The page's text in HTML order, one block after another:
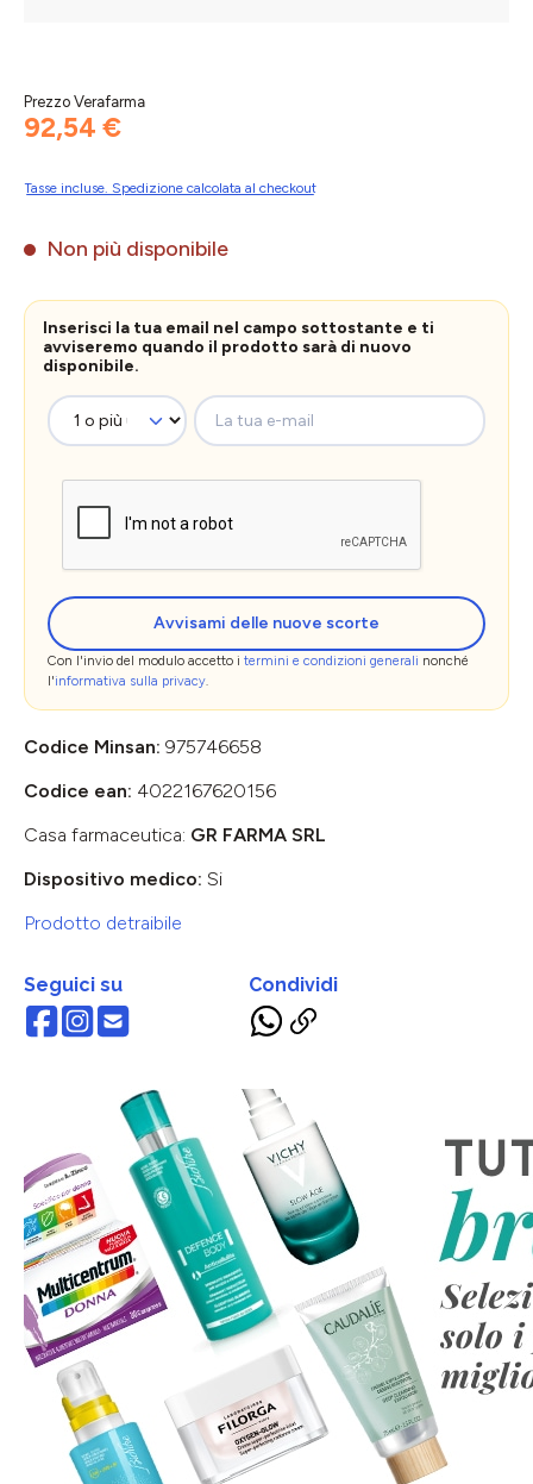
Prezzo Verafarma
92,54 €
Tasse incluse. Spedizione calcolata al checkout
Non più disponibile
Inserisci la tua email nel campo sottostante e ti
avviseremo quando il prodotto sarà di nuovo
disponibile.
La tua e-mail
Avvisami delle nuove scorte
Con l'invio del modulo accetto i termini e condizioni generali nonché
l'informativa sulla privacy.
Codice Minsan: 975746658
Codice ean: 4022167620156
Casa farmaceutica: GR FARMA SRL
Dispositivo medico: Si
Prodotto detraibile
Seguici su Condividi